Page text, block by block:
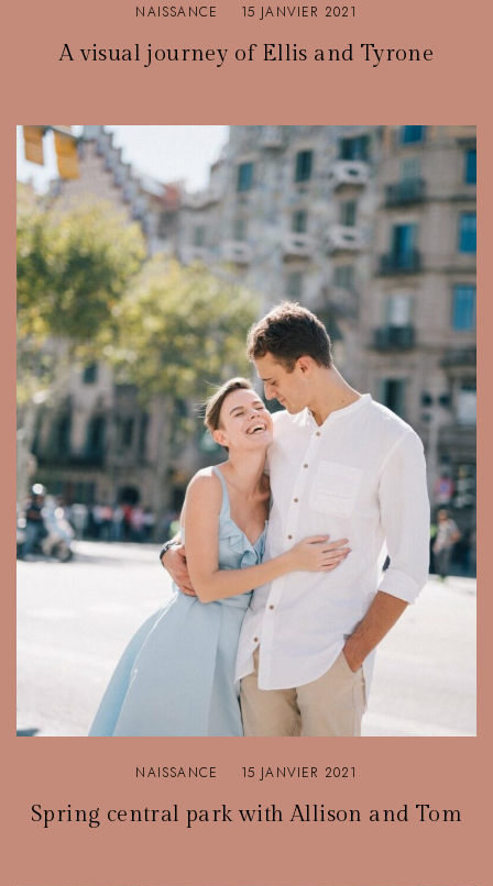
NAISSANCE 15 JANVIER 2021
A visual journey of Ellis and Tyrone
NAISSANCE 15 JANVIER 2021
Spring central park with Allison and Tom